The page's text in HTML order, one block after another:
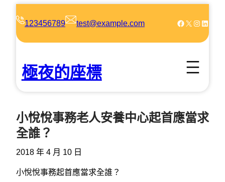
123456789 test@example.com Facebook X Instagram LinkedIn
極夜的座標
小悅悅事務老人安養中心起首應當求
全誰？
2018 年 4 月 10 日
小悅悅事務起首應當求全誰？